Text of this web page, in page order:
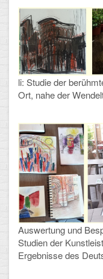
FÄCHER
Deutsch und
Ethik, Philosophie
Mathematik,
Musische Fächer
Sport
ORGANISATION
Abitur
Freistellung/
li: Studie der
Ort, nahe der
Auswertung und
Studien der
Ergebnisse des